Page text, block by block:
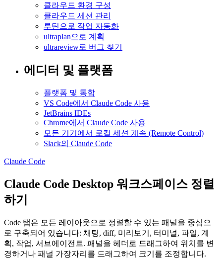
클라우드 환경 구성
클라우드 세션 관리
루틴으로 작업 자동화
ultraplan으로 계획
ultrareview로 버그 찾기
에디터 및 플랫폼
플랫폼 및 통합
VS Code에서 Claude Code 사용
JetBrains IDEs
Chrome에서 Claude Code 사용
모든 기기에서 로컬 세션 계속 (Remote Control)
Slack의 Claude Code
Claude Code
Claude Code Desktop 워크스페이스 정렬
하기
Code 탭은 모든 레이아웃으로 정렬할 수 있는 패널을 중심으
로 구축되어 있습니다: 채팅, diff, 미리보기, 터미널, 파일, 계
획, 작업, 서브에이전트. 패널을 헤더로 드래그하여 위치를 변
경하거나 패널 가장자리를 드래그하여 크기를 조정합니다.